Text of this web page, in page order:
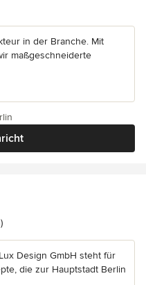
5 Sternen
in der Branche. Mit
maßgeschneiderte
5 Sternen
Design GmbH steht für
die zur Hauptstadt Berlin